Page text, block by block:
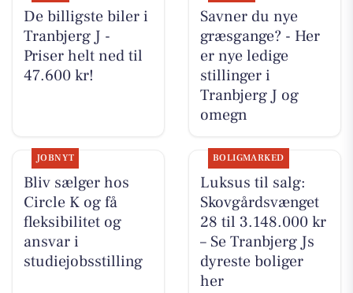
De billigste biler i
Tranbjerg J -
Priser helt ned til
47.600 kr!
Savner du nye
græsgange? - Her
er nye ledige
stillinger i
Tranbjerg J og
omegn
JOBNYT
Bliv sælger hos
Circle K og få
fleksibilitet og
ansvar i
studiejobsstilling
BOLIGMARKED
Luksus til salg:
Skovgårdsvænget
28 til 3.148.000 kr
– Se Tranbjerg Js
dyreste boliger
her